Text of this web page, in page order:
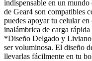
indispensable en un mundo
de Gear4 son compatibles
puedes apoyar tu celular
inalámbrica de carga
*Diseño Delgado y
ser voluminosa. El diseño
llevarlas fácilmente en tu